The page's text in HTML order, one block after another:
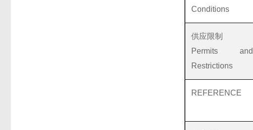
Conditions
供应限制
Permits and
Restrictions
REFERENCE